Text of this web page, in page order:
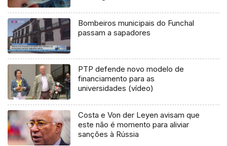
Bombeiros municipais do Funchal
passam a sapadores
PTP defende novo modelo de
financiamento para as
universidades (vídeo)
Costa e Von der Leyen avisam que
este não é momento para aliviar
sanções à Rússia